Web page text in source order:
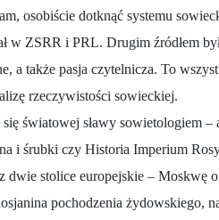
osobiście dotknąć systemu
w ZSRR i PRL. Drugim źródłem
a także pasja czytelnicza. To
rzeczywistości sowieckiej.
się światowej sławy sowietologiem
i śrubki czy Historia Imperium
dwie stolice europejskie – Moskwę
pochodzenia żydowskiego,